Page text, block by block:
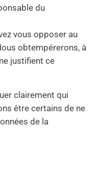
du
vous opposer au
obtempérerons, à
justifient ce
clairement qui
être certains de ne
de la